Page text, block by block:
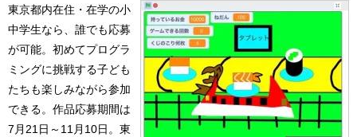
東京都内在住・在学の小
中学生なら、誰でも応募
が可能。初めてプログラ
ミングに挑戦する子ども
たちも楽しみながら参加
できる。作品応募期間は
7月21日～11月10日。東